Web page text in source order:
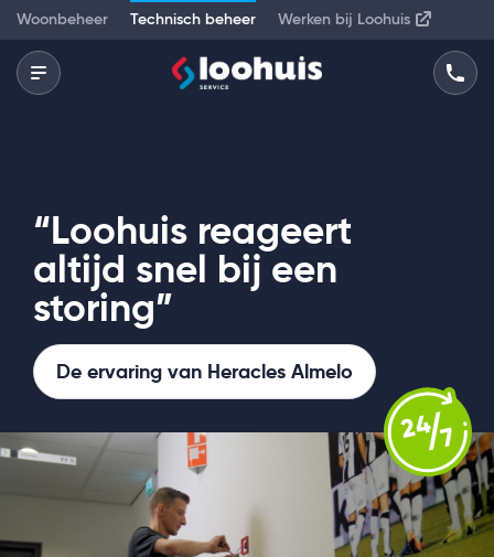
Woonbeheer Technisch beheer Werken bij Loohuis
Keuringen en inspecties
“Loohuis reageert
altijd snel bij een
storing”
De ervaring van Heracles Almelo